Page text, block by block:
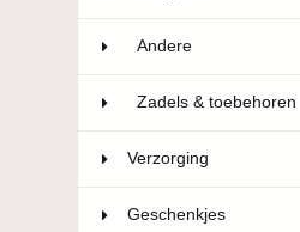
Andere
Zadels & toebehoren
Verzorging
Geschenkjes